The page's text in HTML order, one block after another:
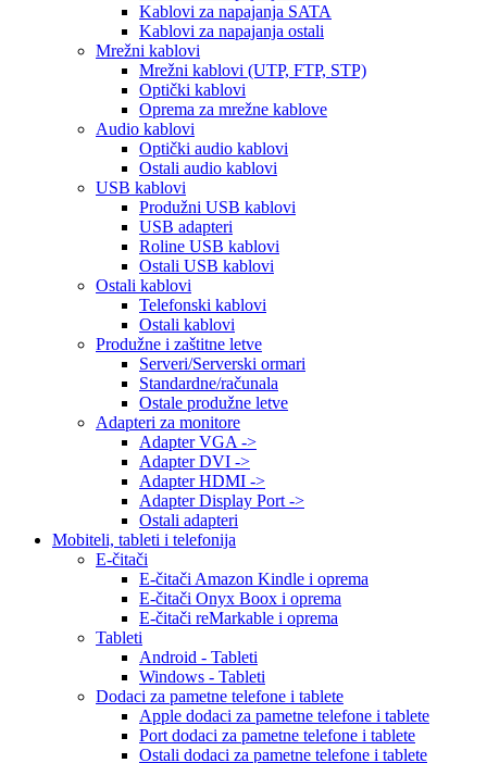
Kablovi za napajanja SATA
Kablovi za napajanja ostali
Mrežni kablovi
Mrežni kablovi (UTP, FTP, STP)
Optički kablovi
Oprema za mrežne kablove
Audio kablovi
Optički audio kablovi
Ostali audio kablovi
USB kablovi
Produžni USB kablovi
USB adapteri
Roline USB kablovi
Ostali USB kablovi
Ostali kablovi
Telefonski kablovi
Ostali kablovi
Produžne i zaštitne letve
Serveri/Serverski ormari
Standardne/računala
Ostale produžne letve
Adapteri za monitore
Adapter VGA ->
Adapter DVI ->
Adapter HDMI ->
Adapter Display Port ->
Ostali adapteri
Mobiteli, tableti i telefonija
E-čitači
E-čitači Amazon Kindle i oprema
E-čitači Onyx Boox i oprema
E-čitači reMarkable i oprema
Tableti
Android - Tableti
Windows - Tableti
Dodaci za pametne telefone i tablete
Apple dodaci za pametne telefone i tablete
Port dodaci za pametne telefone i tablete
Ostali dodaci za pametne telefone i tablete